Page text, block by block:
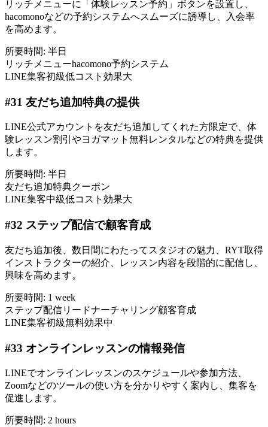
リッチメニューに「体験レッスン予約」ボタンを設置し、
hacomonoなどの予約システムへスムーズに誘導し、入会率
を高めます。
所要時間: 半日
リッチメニューhacomono予約システム
LINE集客初級低コスト 効果大
#31 友だち追加特典の提供
LINE公式アカウントを友だち追加してくれた方限定で、体
験レッスン割引やヨガマット無料レンタルなどの特典を提供
します。
所要時間: 半日
友だち追加特典クーポン
LINE集客中級低コスト 効果大
#32 ステップ配信で顧客育成
友だち追加後、数日間にわたってスタジオの魅力、RYT取得
インストラクターの紹介、レッスン内容を段階的に配信し、
興味を高めます。
所要時間: 1 week
ステップ配信リードナーチャリング顧客育成
LINE集客初級無料効果中
#33 オンラインレッスンの情報発信
LINEでオンラインレッスンのスケジュールや参加方法、
Zoomなどのツールの使い方を分かりやすく案内し、集客を
促進します。
所要時間: 2 hours